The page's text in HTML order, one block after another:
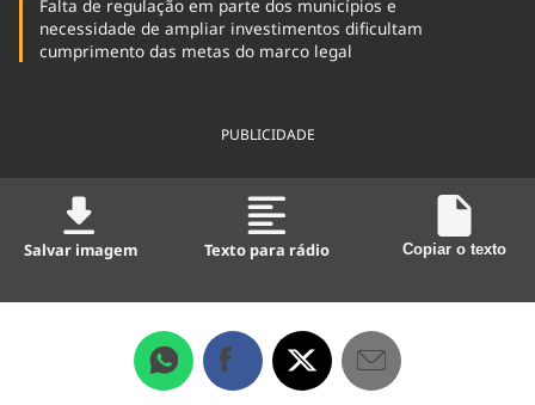
Falta de regulação em parte dos municípios e
necessidade de ampliar investimentos dificultam
cumprimento das metas do marco legal
PUBLICIDADE
Salvar imagem Texto para rádio Copiar o texto